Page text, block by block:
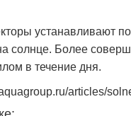
устанавливают
солнце. Более
в течение дня.
articles/